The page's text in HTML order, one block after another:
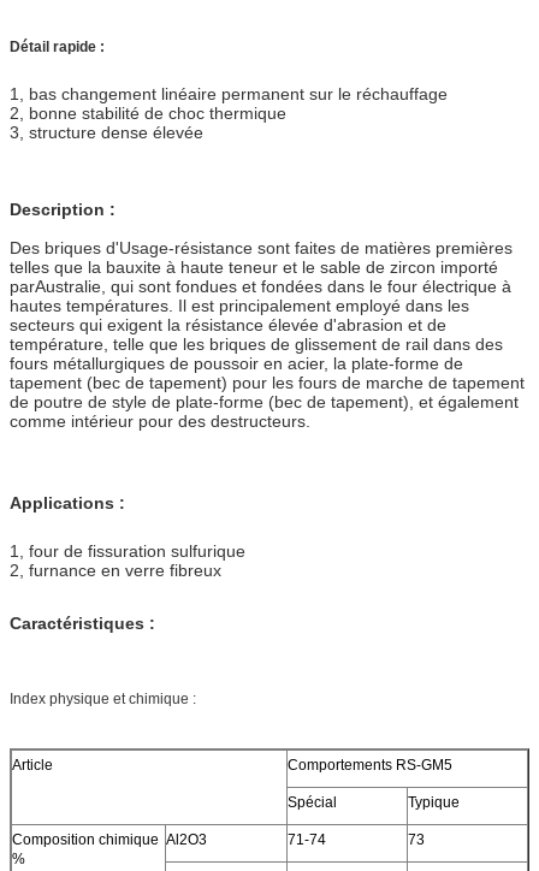
Détail rapide :
1, bas changement linéaire permanent sur le réchauffage
2, bonne stabilité de choc thermique
3, structure dense élevée
Description :
Des briques d'Usage-résistance sont faites de matières premières
telles que la bauxite à haute teneur et le sable de zircon importé
parAustralie, qui sont fondues et fondées dans le four électrique à
hautes températures. Il est principalement employé dans les
secteurs qui exigent la résistance élevée d'abrasion et de
température, telle que les briques de glissement de rail dans des
fours métallurgiques de poussoir en acier, la plate-forme de
tapement (bec de tapement) pour les fours de marche de tapement
de poutre de style de plate-forme (bec de tapement), et également
comme intérieur pour des destructeurs.
Applications :
1, four de fissuration sulfurique
2, furnance en verre fibreux
Caractéristiques :
Index physique et chimique :
Article Comportements RS-GM5
Spécial Typique
Composition chimique
%
Al2O3 71-74 73